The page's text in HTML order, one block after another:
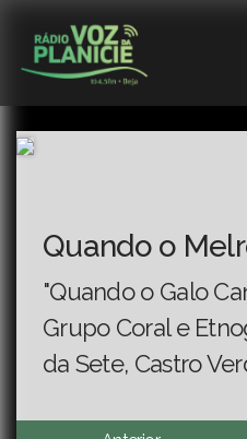
Quando o
"Quando o Galo
Grupo Coral e
da Sete, Castro